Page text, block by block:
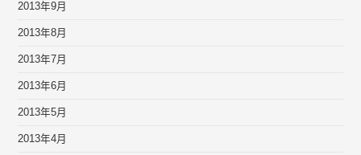
2013年9月
2013年8月
2013年7月
2013年6月
2013年5月
2013年4月